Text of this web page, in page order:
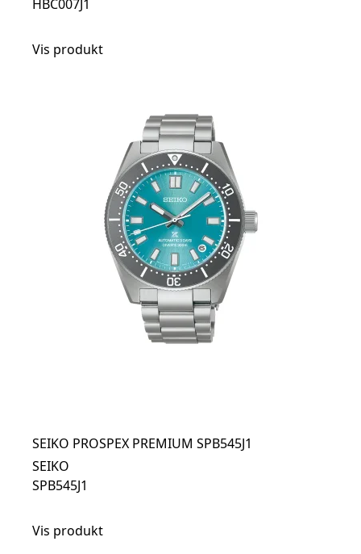
HBC007J1
Vis produkt
SEIKO PROSPEX PREMIUM SPB545J1
SEIKO
SPB545J1
Vis produkt